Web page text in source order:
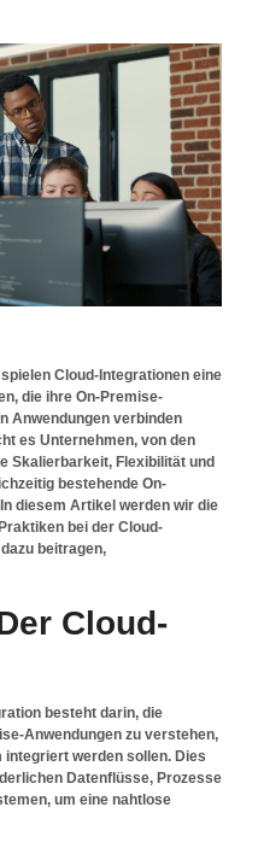
Cloud-Integrationen eine
die ihre On-Premise-
Anwendungen verbinden
es Unternehmen, von den
Skalierbarkeit, Flexibilität und
bestehende On-
diesem Artikel werden wir die
bei der Cloud-
beitragen,
Cloud-
besteht darin, die
Anwendungen zu verstehen,
werden sollen. Dies
Datenflüsse, Prozesse
um eine nahtlose